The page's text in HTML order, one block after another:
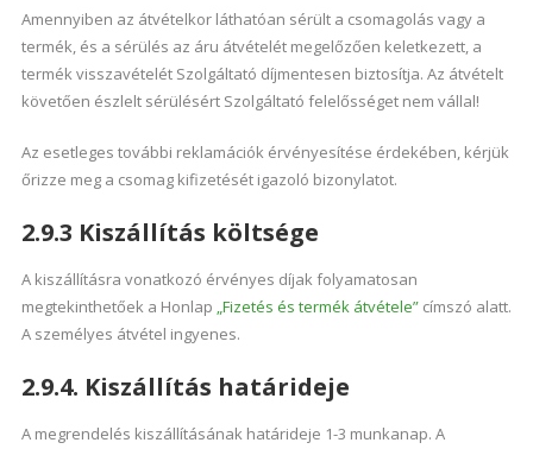
Amennyiben az átvételkor láthatóan sérült a csomagolás vagy a
termék, és a sérülés az áru átvételét megelőzően keletkezett, a
termék visszavételét Szolgáltató díjmentesen biztosítja. Az átvételt
követően észlelt sérülésért Szolgáltató felelősséget nem vállal!
Az esetleges további reklamációk érvényesítése érdekében, kérjük
őrizze meg a csomag kifizetését igazoló bizonylatot.
2.9.3 Kiszállítás költsége
A kiszállításra vonatkozó érvényes díjak folyamatosan
megtekinthetőek a Honlap „Fizetés és termék átvétele”címszó alatt.
A személyes átvétel ingyenes.
2.9.4. Kiszállítás határideje
A megrendelés kiszállításának határideje 1-3 munkanap. A